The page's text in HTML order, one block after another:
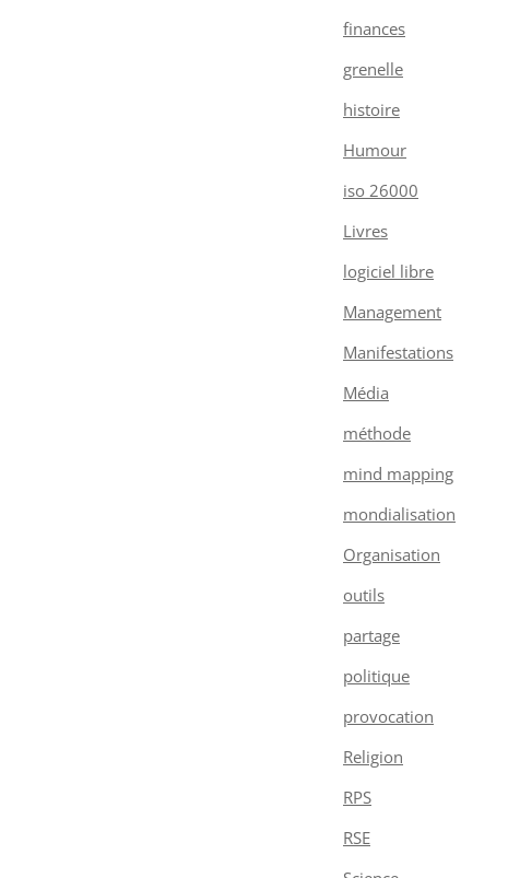
finances
grenelle
histoire
Humour
iso 26000
Livres
logiciel libre
Management
Manifestations
Média
méthode
mind mapping
mondialisation
Organisation
outils
partage
politique
provocation
Religion
RPS
RSE